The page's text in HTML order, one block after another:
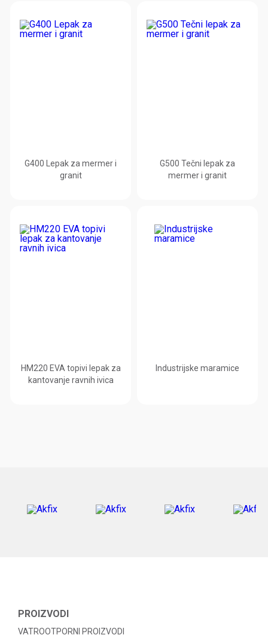
G400 Lepak za mermer i
granit
G500 Tečni lepak za
mermer i granit
HM220 EVA topivi lepak za
kantovanje ravnih ivica
Industrijske maramice
PROIZVODI
VATROOTPORNI PROIZVODI